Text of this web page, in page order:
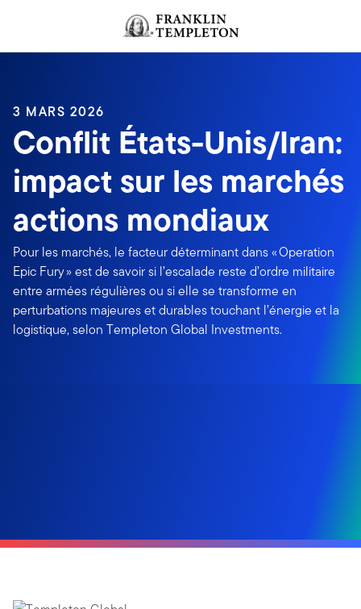
Header menu toggle
3 MARS 2026
Conflit États-Unis/Iran:
impact sur les marchés
actions mondiaux
Pour les marchés, le facteur déterminant dans « Operation
Epic Fury » est de savoir si l’escalade reste d’ordre militaire
entre armées régulières ou si elle se transforme en
perturbations majeures et durables touchant l’énergie et la
logistique, selon Templeton Global Investments.